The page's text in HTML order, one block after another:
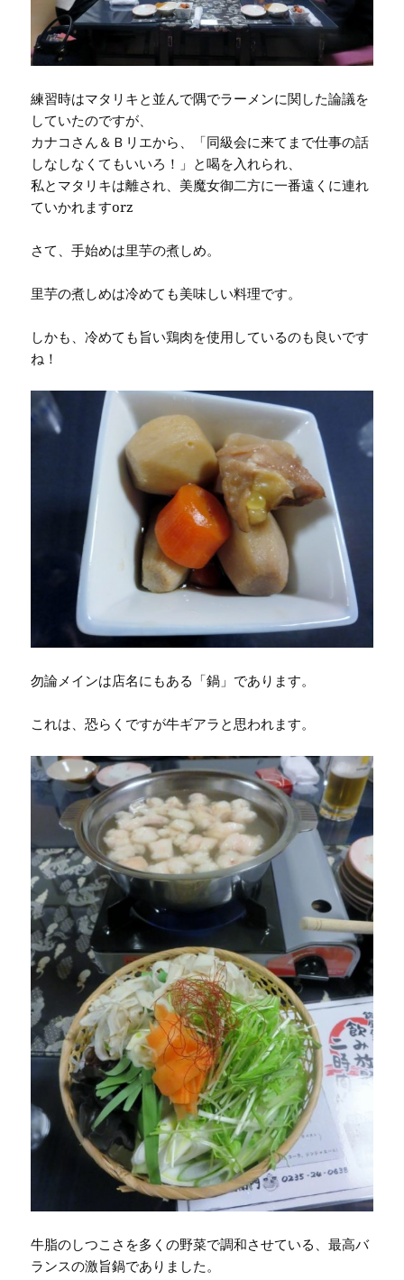
練習時はマタリキと並んで隅でラーメンに関した論議を
していたのですが、
カナコさん＆Ｂリエから、「同級会に来てまで仕事の話
しなしなくてもいいろ！」と喝を入れられ、
私とマタリキは離され、美魔女御二方に一番遠くに連れ
ていかれますorz
さて、手始めは里芋の煮しめ。
里芋の煮しめは冷めても美味しい料理です。
しかも、冷めても旨い鶏肉を使用しているのも良いです
ね！
勿論メインは店名にもある「鍋」であります。
これは、恐らくですが牛ギアラと思われます。
牛脂のしつこさを多くの野菜で調和させている、最高バ
ランスの激旨鍋でありました。